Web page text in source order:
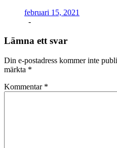
februari 15, 2021
-
Lämna ett svar
Din e-postadress kommer inte
märkta *
Kommentar *